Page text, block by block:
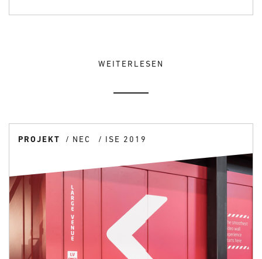
WEITERLESEN
PROJEKT NEC ISE 2019